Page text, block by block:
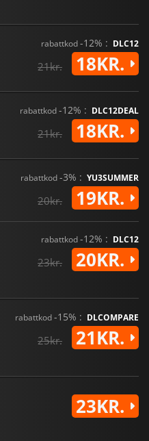
rabattkod-12% : DLC12
21kr. 18KR.
rabattkod-12% : DLC12DEAL
21kr. 18KR.
rabattkod-3% : YU3SUMMER
20kr. 19KR.
rabattkod-12% : DLC12
23kr. 20KR.
rabattkod-15% : DLCOMPARE
25kr. 21KR.
23KR.